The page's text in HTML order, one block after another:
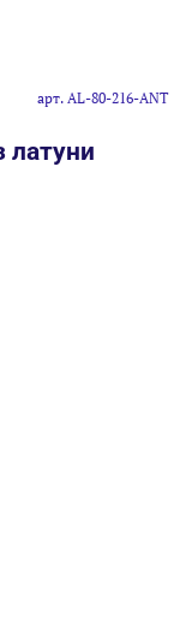
арт. AL-80-216-ANT
латуни